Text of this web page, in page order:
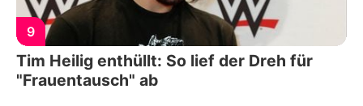
9
Tim Heilig enthüllt: So lief der Dreh für
"Frauentausch" ab